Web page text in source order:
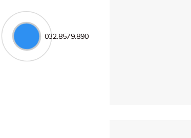
032.8579.890